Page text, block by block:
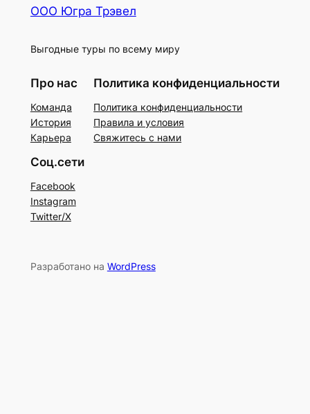
ООО Югра Трэвел
Выгодные туры по всему миру
Про нас
Команда
История
Карьера
Политика конфиденциальности
Политика конфиденциальности
Правила и условия
Свяжитесь с нами
Соц.сети
Facebook
Instagram
Twitter/X
Разработано на WordPress